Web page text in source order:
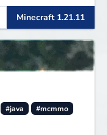
Minecraft 1.21.11
#java
#mcmmo